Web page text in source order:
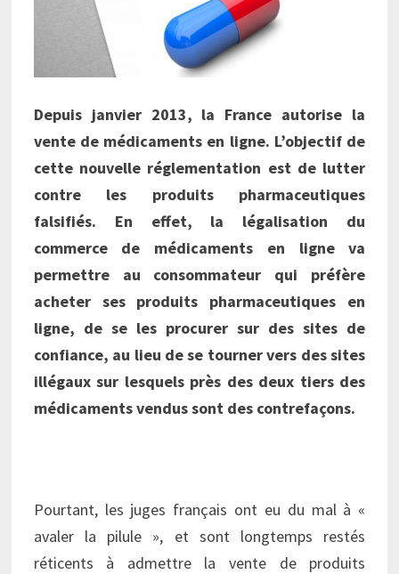
Depuis janvier 2013, la France autorise la
vente de médicaments en ligne. L’objectif de
cette nouvelle réglementation est de lutter
contre les produits pharmaceutiques
falsifiés. En effet, la légalisation du
commerce de médicaments en ligne va
permettre au consommateur qui préfère
acheter ses produits pharmaceutiques en
ligne, de se les procurer sur des sites de
confiance, au lieu de se tourner vers des sites
illégaux sur lesquels près des deux tiers des
médicaments vendus sont des contrefaçons.
Pourtant, les juges français ont eu du mal à «
avaler la pilule », et sont longtemps restés
réticents à admettre la vente de produits